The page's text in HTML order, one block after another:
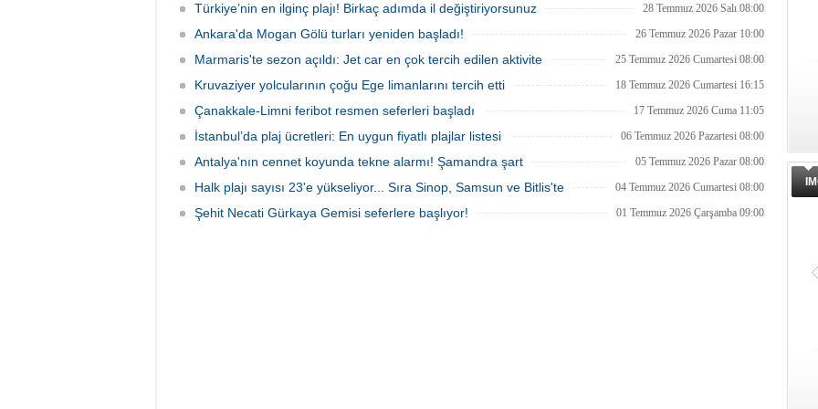
odaklı seyahat anlayışı sektörün yeni
hedefleniyor.
kesiminde seyrüsefer güvenliğine ilişkin
Türkiye’nin en ilginç plajı! Birkaç adımda il değiştiriyorsunuz 28 Temmuz 2026 Salı 08:00
Ankara'da Mogan Gölü turları yeniden başladı! 26 Temmuz 2026 Pazar 10:00
Marmaris'te sezon açıldı: Jet car en çok tercih edilen aktivite 25 Temmuz 2026 Cumartesi 08:00
Kruvaziyer yolcularının çoğu Ege limanlarını tercih etti 18 Temmuz 2026 Cumartesi 16:15
Çanakkale-Limni feribot resmen seferleri başladı 17 Temmuz 2026 Cuma 11:05
İstanbul’da plaj ücretleri: En uygun fiyatlı plajlar listesi 06 Temmuz 2026 Pazartesi 08:00
Antalya'nın cennet koyunda tekne alarmı! Şamandra şart 05 Temmuz 2026 Pazar 08:00
Halk plajı sayısı 23'e yükseliyor... Sıra Sinop, Samsun ve Bitlis'te 04 Temmuz 2026 Cumartesi 08:00
Şehit Necati Gürkaya Gemisi seferlere başlıyor! 01 Temmuz 2026 Çarşamba 09:00